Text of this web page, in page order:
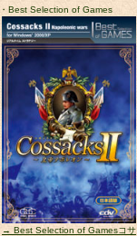
・Best Selection of Games
→ Best Selection of Gamesコサ